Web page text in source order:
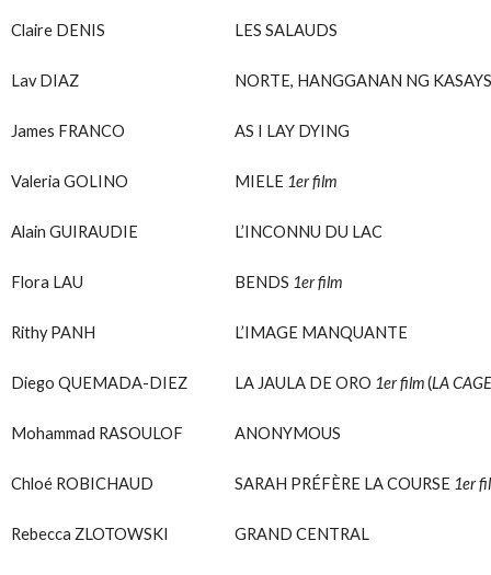
Claire DENIS LES SALAUDS
Lav DIAZ NORTE, HANGGANAN NG
James FRANCO AS I LAY DYING
Valeria GOLINO MIELE 1er film
Alain GUIRAUDIE L’INCONNU DU LAC
Flora LAU BENDS 1er film
Rithy PANH L’IMAGE MANQUANTE
Diego QUEMADA-DIEZ LA JAULA DE ORO 1er film(LA
Mohammad RASOULOF ANONYMOUS
Chloé ROBICHAUD SARAH PRÉFÈRE LA COURSE 1er
Rebecca ZLOTOWSKI GRAND CENTRAL